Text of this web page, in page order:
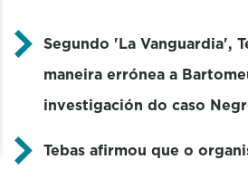
Segundo 'La Vanguardia',
maneira errónea a
investigación do caso
Tebas afirmou que o